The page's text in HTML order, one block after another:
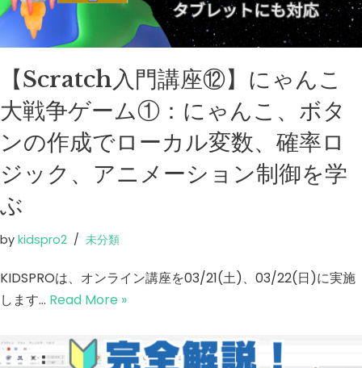
【Scratch入門講座⑫】にゃんこ
大戦争ゲーム①：にゃんこ、ボタ
ンの作成でローカル変数、確率ロ
ジック、アニメーション制御を学
ぶ
by kidspro2 未分類
KIDSPROは、オンライン講座を03/21(土)、03/22(日)に実施
します… Read More »